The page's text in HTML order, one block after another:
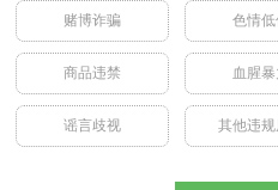
赌博诈骗 色情低
商品违禁 血腥暴
谣言歧视 其他违规